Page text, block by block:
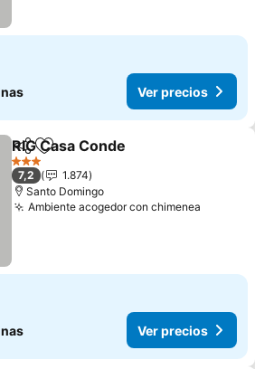
Ver precios
CompartirAgregar a favoritos
RIG Casa Conde
3 Estrellas
7,2
1.874
Santo Domingo
Ambiente acogedor con chimenea
Ver precios